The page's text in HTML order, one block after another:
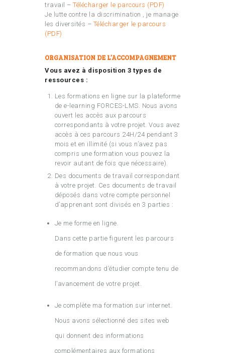
travail – Télécharger le parcours (PDF)
Je lutte contre la discrimination , je manage
les diversités – Télécharger le parcours
(PDF)
ORGANISATION DE L’ACCOMPAGNEMENT
Vous avez à disposition 3 types de
ressources :
Les formations en ligne sur la plateforme
de e-learning FORCES-LMS. Nous avons
ouvert les accès aux parcours
correspondants à votre projet. Vous avez
accès à ces parcours 24H/24 pendant 3
mois et en illimité (si vous n’avez pas
compris une formation vous pouvez la
revoir autant de fois que nécessaire).
Des documents de travail correspondant
à votre projet. Ces documents de travail
déposés dans votre compte personnel
d’apprenant sont divisés en 3 parties :
Je me forme en ligne.
Dans cette partie figurent les parcours
de formation que nous vous
recommandons d’étudier compte tenu de
l’avancement de votre projet.
Je complète ma formation sur internet.
Nous avons sélectionné des sites web
qui donnent des informations
complémentaires aux formations